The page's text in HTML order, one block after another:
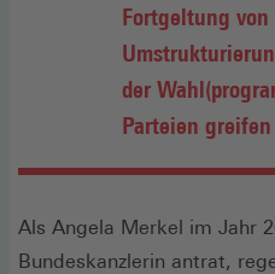
Fortgeltung
der
Parteien
Als Angela Merkel im Jahr
Bundeskanzlerin antrat,